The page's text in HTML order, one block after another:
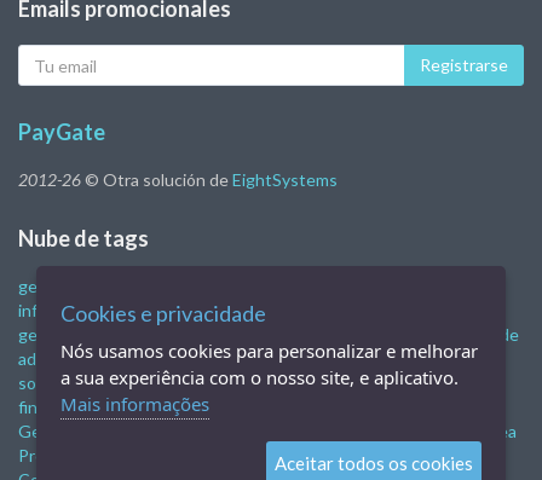
Emails promocionales
eMail
Registrarse
PayGate
2012-26 © Otra solución deEightSystems
Nube de tags
gestión financiera
informático de gestión control financiero empresarial
gestión de la empresa.
software de
administración empresarialsistemas de gestión empresarial
software de gestión de negocios gratis software de gestión
financiera Gestión administrativa y financiera
Gestión financiera
Programa de ventas en línea
Programa de venta móvil
Sistema de venta
TIENDA EN LÍNEA
Cookies e privacidade
Nós usamos cookies para personalizar e melhorar
a sua experiência com o nosso site, e aplicativo.
Mais informações
Aceitar todos os cookies